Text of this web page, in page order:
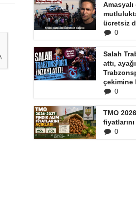
ücretsiz
0
Salah
attı,
çekimine
0
TMO
fiyatlarını
0